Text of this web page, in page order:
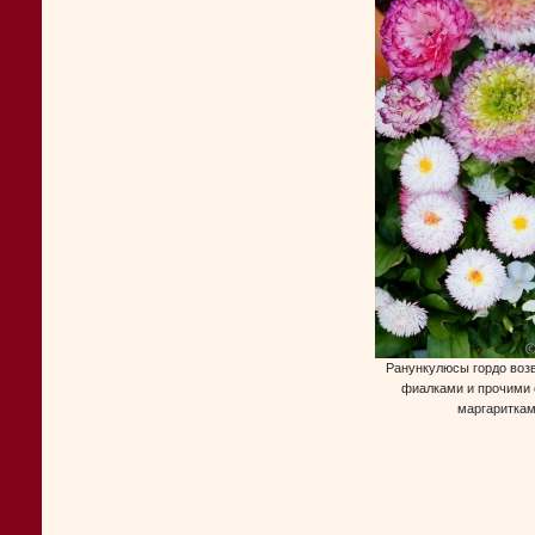
Ранункулюсы гордо
фиалками и прочими